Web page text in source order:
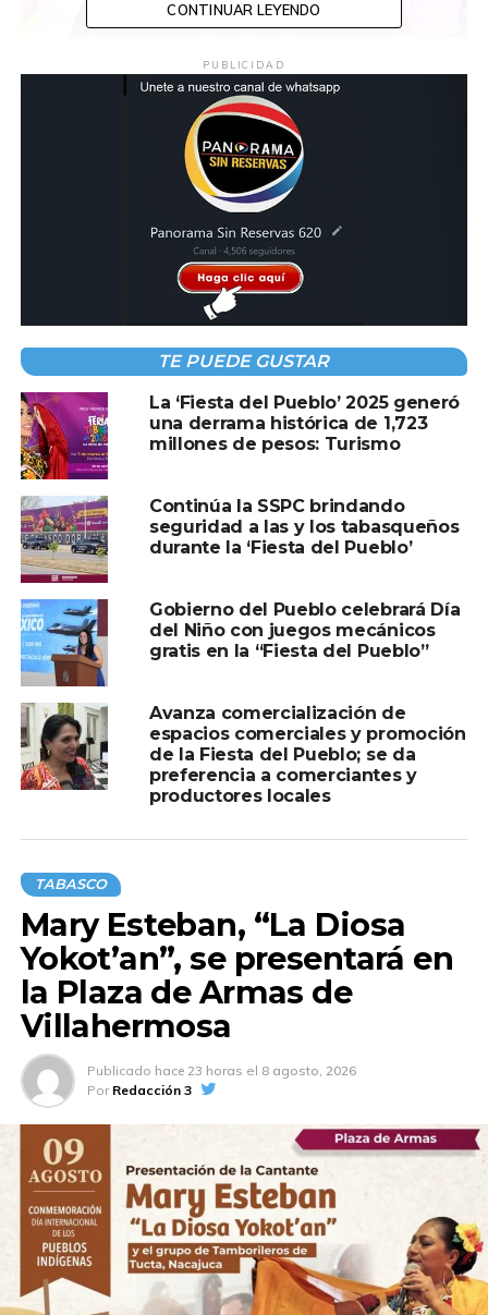
El calor y la algarabía se sumaron para el regreso de la
Compartir en:
TEMAS RELACIONADOS: FIESTA DEL PUEBLO
A CONTINUACIÓN
OMS insiste: riesgo de brote de hantavirus
para la población es “absolutamente bajo”
NO TE PIERDAS
Taller de Mini Pasteles llena de sabor el
Pabellón Centro en la Feria Tabasco 2026
CONTINUAR LEYENDO
PUBLICIDAD
TE PUEDE GUSTAR
La ‘Fiesta del Pueblo’ 2025 generó
una derrama histórica de 1,723
millones de pesos: Turismo
Continúa la SSPC brindando
seguridad a las y los tabasqueños
durante la ‘Fiesta del Pueblo’
Gobierno del Pueblo celebrará Día
del Niño con juegos mecánicos
gratis en la “Fiesta del Pueblo”
Avanza comercialización de
espacios comerciales y promoción
de la Fiesta del Pueblo; se da
preferencia a comerciantes y
productores locales
TABASCO
Mary Esteban, “La Diosa
Yokot’an”, se presentará en
la Plaza de Armas de
Villahermosa
Publicado hace 23 horas el 8 agosto, 2026
Por Redacción 3